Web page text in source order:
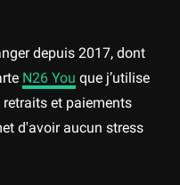
depuis 2017, dont
N26 You que j’utilise
et paiements
d'avoir aucun stress